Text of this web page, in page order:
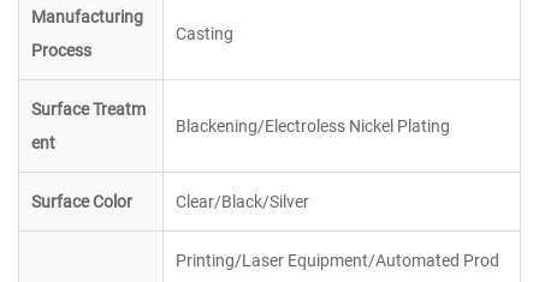
Manufacturing
Process
Casting
Surface Treatm
ent
Blackening/Electroless Nickel Plating
Surface Color Clear/Black/Silver
Printing/Laser Equipment/Automated Prod